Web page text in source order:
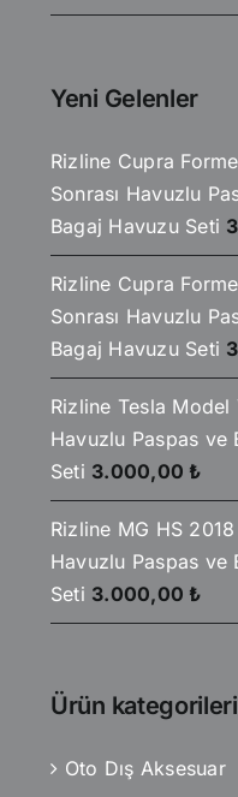
fiyat:
Yeni Gelenler
Rizline Cupra
Sonrası Havuzlu
Bagaj Havuzu Seti
Rizline Cupra
Sonrası Havuzlu
Bagaj Havuzu Seti
Rizline Tesla Model
Havuzlu Paspas ve
Seti 3.000,00 ₺
Rizline MG HS
Havuzlu Paspas ve
Seti 3.000,00 ₺
Ürün kategorileri
Oto Dış Aksesuar